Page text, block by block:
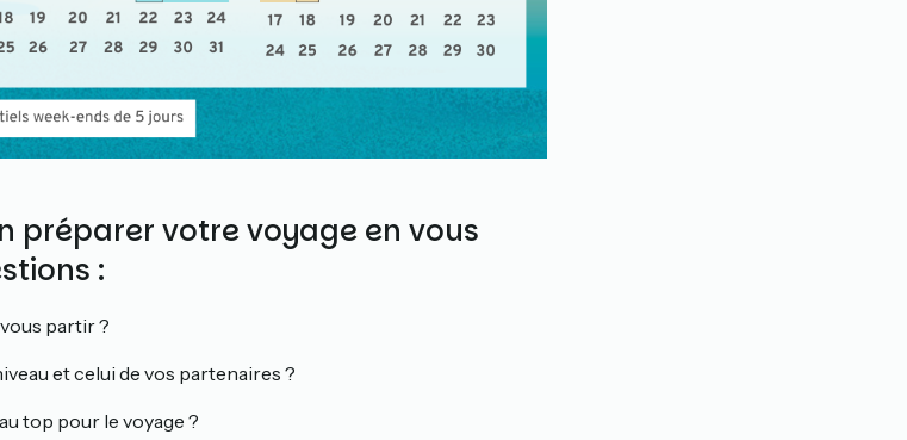
préparer votre voyage en vous
:
partir ?
et celui de vos partenaires ?
top pour le voyage ?